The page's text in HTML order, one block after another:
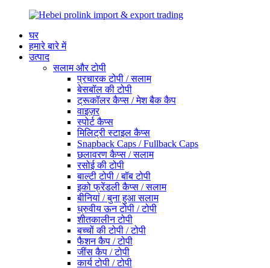
घर
हमारे बारे में
उत्पाद
सलाम और टोपी
प्रचारक टोपी / सलाम
बेसबॉल की टोपी
ट्रूकॉलर कैप्स / मेश बैक कैप
वाइज़र
स्पोर्ट कैप्स
मिलिट्री स्टाइल कैप्स
Snapback Caps / Fullback Caps
छलावरण कैप्स / सलाम
रसोई की टोपी
बाल्टी टोपी / बॉब टोपी
इको फ्रेंडली कैप्स / सलाम
बीनियां / बुना हुआ सलाम
ध्रुवीय ऊन टोपी / टोपी
शीतकालीन टोपी
बच्चों की टोपी / टोपी
फैशन कैप / टोपी
जींस कैप / टोपी
कार्य टोपी / टोपी